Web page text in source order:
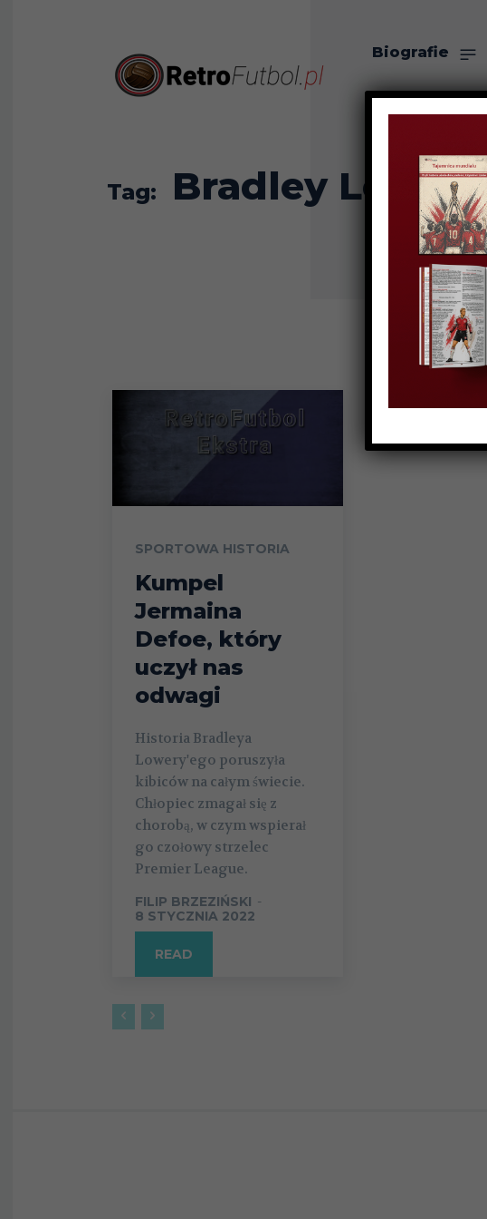
Biografie
O nas
Tag: Bradley Lowery
SPORTOWA HISTORIA
Kumpel
Jermaina
Defoe, który
uczył nas
odwagi
Historia Bradleya
Lowery'ego poruszyła
kibiców na całym świecie.
Chłopiec zmagał się z
chorobą, w czym wspierał
go czołowy strzelec
Premier League.
FILIP BRZEZIŃSKI -
8 STYCZNIA 2022
READ